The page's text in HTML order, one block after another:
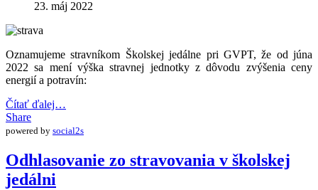
23. máj 2022
Oznamujeme stravníkom Školskej jedálne pri GVPT, že od júna
2022 sa mení výška stravnej jednotky z dôvodu zvýšenia ceny
energií a potravín:
Čítať ďalej…
Share
powered by social2s
Odhlasovanie zo stravovania v školskej
jedálni